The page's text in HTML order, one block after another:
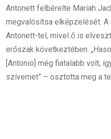
Antonett felbérelte Mariah
megvalósítsa elképzelését.
Antonett-tel, mivel ő is
erőszak következtében.
[Antonio] még fiatalabb volt,
szívemet” – osztotta meg a